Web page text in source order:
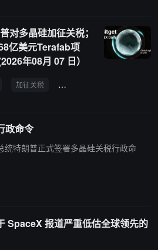
旨在明确监管机构对加密行业的管辖
对多晶硅加征关税；
亿美元Terafab项
年08月 07 日）
加征关税 SpaceX
政命令
特朗普正式签署多晶硅关税行政命
SpaceX 报道严重低估全球领先的